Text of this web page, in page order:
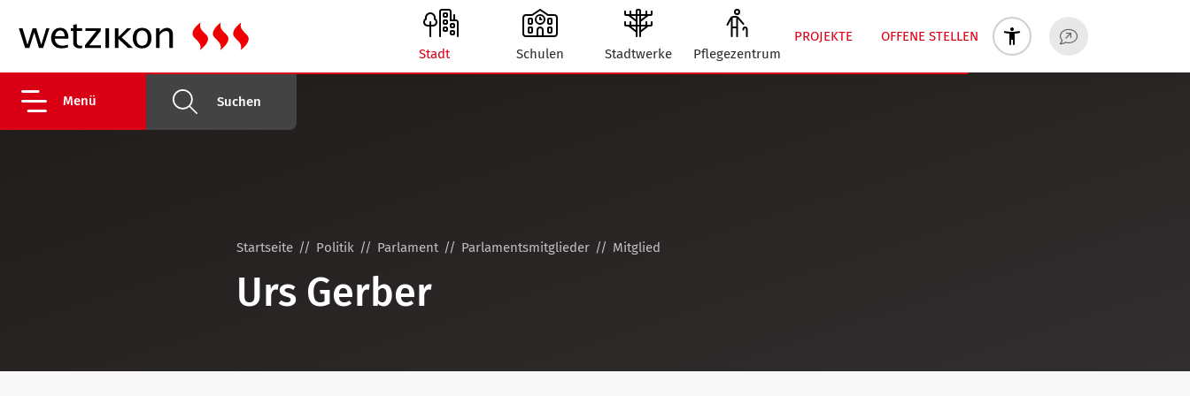
Menü Suchen
PROJEKTE
OFFENE STELLEN
Stadt
Schulen Stadtwerke Pflegezentrum
Startseite Politik Parlament Parlamentsmitglieder Mitglied
Urs Gerber